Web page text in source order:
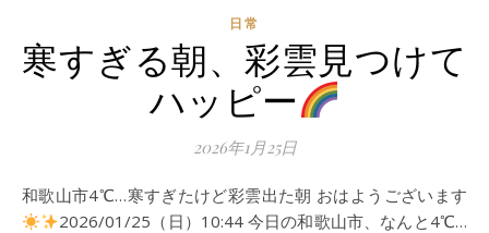
日常
寒すぎる朝、彩雲見つけて
ハッピー
2026年1月25日
和歌山市4℃…寒すぎたけど彩雲出た朝 おはようございます
2026/01/25（日）10:44 今日の和歌山市、なんと4℃…